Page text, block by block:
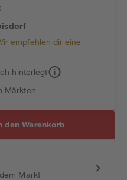
empfehlen dir eine
hinterlegt
Märkten
den Warenkorb
Markt